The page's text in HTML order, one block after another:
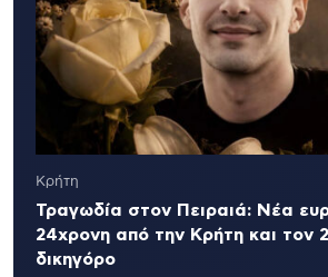
Κρήτη
Τραγωδία στον Πειραιά: Νέα
24χρονη από την Κρήτη και τον
δικηγόρο